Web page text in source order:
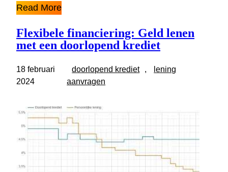
Read More
Flexibele financiering: Geld lenen
met een doorlopend krediet
18 februari
2024
doorlopend krediet ,
lening
aanvragen